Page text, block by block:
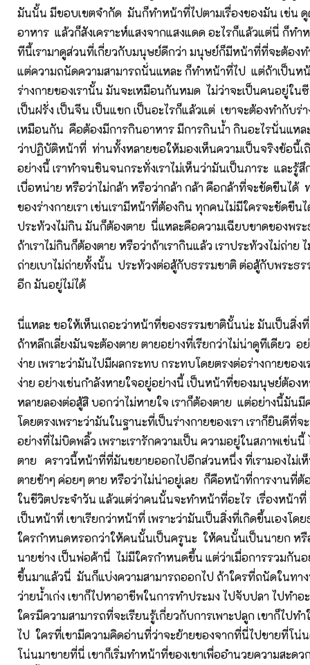
มันนั้น มีขอบเขตจำกัด มันก็ทำหน้าที่ไปตามเรื่องของมัน เช่น
อาหาร แล้วก็สังเคราะห์แสงจากแสงแดด อะไรก็แล้วแต่นี่ ก็ท
ทีนี้เรามาดูส่วนที่เกี่ยวกับมนุษย์ดีกว่า มนุษย์ก็มีหน้าที่ที่จะต้อง
แต่ความถนัดความสามารถนั่นแหละ ก็ทำหน้าที่ไป แต่ถ้าเป็นห
ร่างกายของเรานั้น มันจะเหมือนกันหมด ไม่ว่าจะเป็นคนอยู่ใน
เป็นฝรั่ง เป็นจีน เป็นแขก เป็นอะไรก็แล้วแต่ เขาจะต้องทำกับร่า
เหมือนกัน คือต้องมีการกินอาหาร มีการกินน้ำ กินอะไรนั่นแหล
ว่าปฏิบัติหน้าที่ ท่านทั้งหลายขอให้มองเห็นความเป็นจริงข้อนี้เ
อย่างนี้ เราทำจนชินจนกระทั่งเราไม่เห็นว่ามันเป็นภาระ และรู้
เบื่อหน่าย หรือว่าไม่กล้า หรือว่ากล้า กล้า คือกล้าที่จะขัดขืนได้
ของร่างกายเรา เช่นเรามีหน้าที่ต้องกิน ทุกคนไม่มีใครจะขัดขืน
ประท้วงไม่กิน มันก็ต้องตาย นี่แหละคือความเฉียบขาดของพร
ถ้าเราไม่กินก็ต้องตาย หรือว่าถ้าเรากินแล้ว เราประท้วงไม่ถ่าย
ถ่ายเบาไม่ถ่ายทั้งนั้น ประท้วงต่อสู้กับธรรมชาติ ต่อสู้กับพระธร
อีก มันอยู่ไม่ได้
นี่แหละ ขอให้เห็นเถอะว่าหน้าที่ของธรรมชาตินั้นน่ะ มันเป็นสิ่ง
ถ้าหลีกเลี่ยงมันจะต้องตาย ตายอย่างที่เรียกว่าไม่น่าดูทีเดียว อย่
ง่าย เพราะว่ามันไปมีผลกระทบ กระทบโดยตรงต่อร่างกายของเ
ง่าย อย่างเช่นกำลังหายใจอยู่อย่างนี้ เป็นหน้าที่ของมนุษย์ต้อง
หลายลองต่อสู้สิ บอกว่าไม่หายใจ เราก็ต้องตาย แต่อย่างนี้มัน
โดยตรงเพราะว่ามันในฐานะที่เป็นร่างกายของเรา เราก็ยินดีที่
อย่างที่ไม่บิดพลิ้ว เพราะเรารักความเป็น ความอยู่ในสภาพเช่น
ตาย คราวนี้หน้าที่ที่มันขยายออกไปอีกส่วนหนึ่ง ที่เรามองไม่เ
ตายช้าๆ ค่อยๆ ตาย หรือว่าไม่น่าอยู่เลย ก็คือหน้าที่การงานที่
ในชีวิตประจำวัน แล้วแต่ว่าคนนั้นจะทำหน้าที่อะไร เรื่องหน้า
เป็นหน้าที่ เขาเรียกว่าหน้าที่ เพราะว่ามันเป็นสิ่งที่เกิดขึ้นเองโด
ใครกำหนดหรอกว่าให้คนนั้นเป็นครูนะ ให้คนนั้นเป็นนายก ห
นายช่าง เป็นพ่อค้านี่ ไม่มีใครกำหนดขึ้น แต่ว่าเมื่อการรวมกัน
ขึ้นมาแล้วนี่ มันก็แบ่งความสามารถออกไป ถ้าใครที่ถนัดในทาง
ว่ายน้ำเก่ง เขาก็ไปหาอาชีพในการทำประมง ไปจับปลา ไปทำอ
ใครมีความสามารถที่จะเรียนรู้เกี่ยวกับการเพาะปลูก เขาก็ไปทำ
ไป ใครที่เขามีความคิดอ่านที่ว่าจะย้ายของจากที่นี่ไปขายที่โน่
โน่นมาขายที่นี่ เขาก็เริ่มทำหน้าที่ของเขาเพื่ออำนวยความสะด